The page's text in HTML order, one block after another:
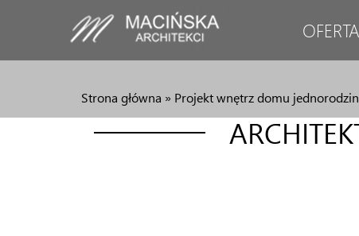
OFERTA
Strona główna » Projekt wnętrz domu